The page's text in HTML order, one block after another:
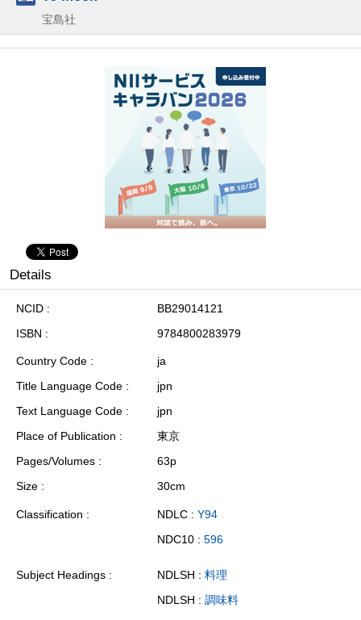
宝島社
Details
NCID
BB29014121
ISBN
9784800283979
Country Code
ja
Title Language Code
jpn
Text Language Code
jpn
Place of Publication
東京
Pages/Volumes
63p
Size
30cm
Classification NDLC : Y94
NDC10 : 596
Subject Headings NDLSH : 料理
NDLSH : 調味料